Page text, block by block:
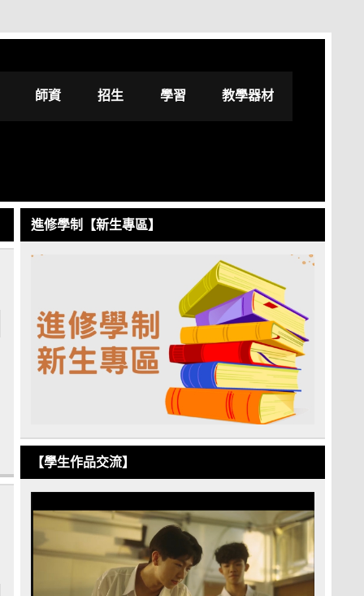
學士學位學程
師資 招生 學習 教學器材
進修學制【新生專區】
【學生作品交流】